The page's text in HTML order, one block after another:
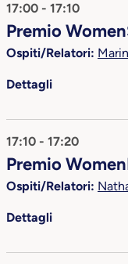
17:00 - 17:10
Premio
Ospiti/Relatori:
Dettagli
17:10 - 17:20
Premio
Ospiti/Relatori:
Dettagli